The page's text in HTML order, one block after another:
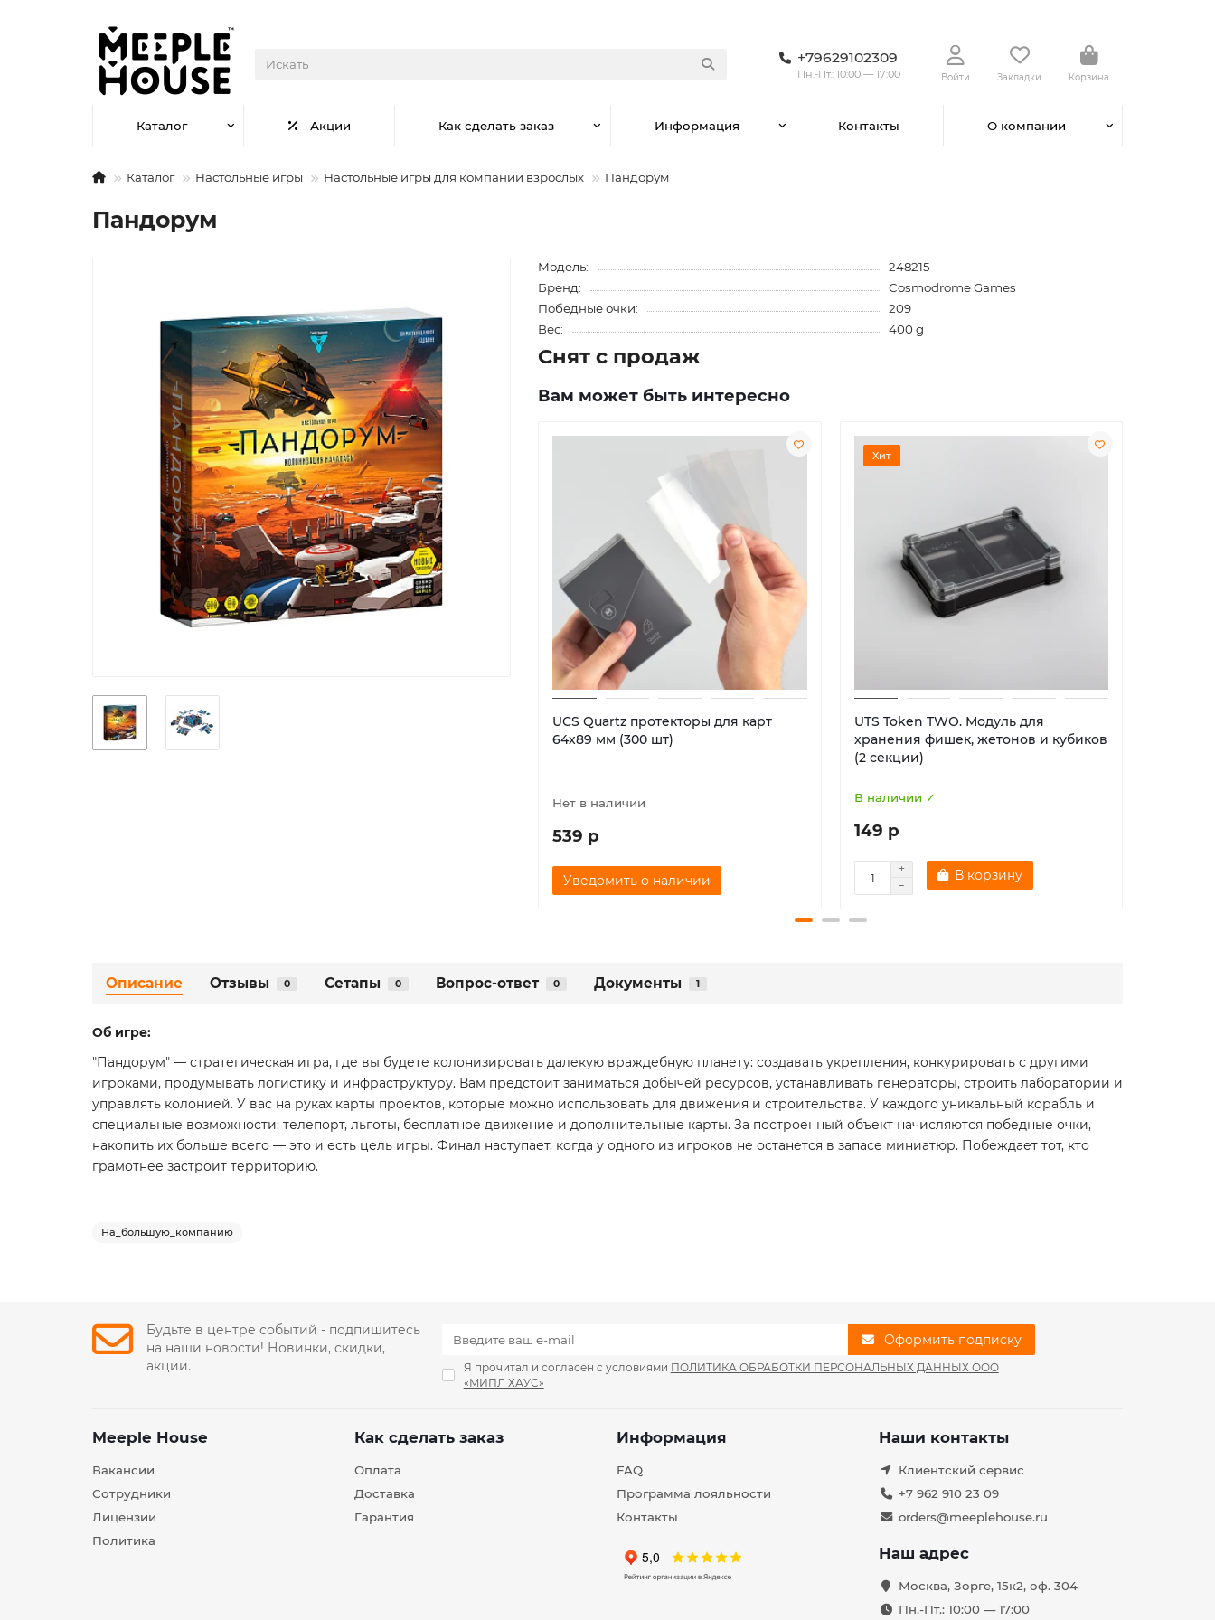
+79629102309
Пн.-Пт.: 10:00 — 17:00 Войти Закладки Корзина
Каталог Акции Как сделать заказ Информация Контакты О компании
Каталог Настольные игры Настольные игры для компании взрослых Пандорум
Пандорум
Модель:
248215
Бренд:
Cosmodrome Games
Победные очки:
209
Вес:
400 g
Снят с продаж
Вам может быть интересно
UCS Quartz протекторы для карт
64х89 мм (300 шт)
Нет в наличии
539 р
Уведомить о наличии
Хит
UTS Token TWO. Модуль для
хранения фишек, жетонов и кубиков
(2 секции)
В наличии ✓
149 р
В корзину
Описание Отзывы 0 Сетапы 0 Вопрос-ответ 0 Документы 1
Об игре:
"Пандорум" — стратегическая игра, где вы будете колонизировать далекую враждебную планету: создавать укрепления, конкурировать с другими
игроками, продумывать логистику и инфраструктуру. Вам предстоит заниматься добычей ресурсов, устанавливать генераторы, строить лаборатории и
управлять колонией. У вас на руках карты проектов, которые можно использовать для движения и строительства. У каждого уникальный корабль и
специальные возможности: телепорт, льготы, бесплатное движение и дополнительные карты. За построенный объект начисляются победные очки,
накопить их больше всего — это и есть цель игры. Финал наступает, когда у одного из игроков не останется в запасе миниатюр. Побеждает тот, кто
грамотнее застроит территорию.
На_большую_компанию
Будьте в центре событий - подпишитесь
на наши новости! Новинки, скидки,
акции.
Оформить подписку
Я прочитал и согласен с условиями ПОЛИТИКА ОБРАБОТКИ ПЕРСОНАЛЬНЫХ ДАННЫХ ООО
«МИПЛ ХАУС»
Meeple House
Вакансии
Сотрудники
Лицензии
Политика
Как сделать заказ
Оплата
Доставка
Гарантия
Информация
FAQ
Программа лояльности
Контакты
Наши контакты
Клиентский сервис
+7 962 910 23 09
orders@meeplehouse.ru
Наш адрес
Москва, Зорге, 15к2, оф. 304
Пн.-Пт.: 10:00 — 17:00